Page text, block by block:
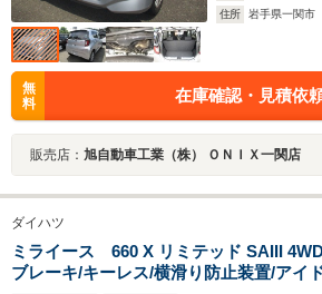
住所
岩手県一関市
無
料
在庫確認・見積依
販売店： 旭自動車工業（株） ＯＮＩＸ一関店
ダイハツ
ミライース 660 X リミテッド SAIII
ブレーキ/キーレス/横滑り防止装置/アイ